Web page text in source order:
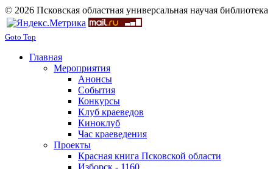
© 2026 Псковская областная универсальная научая библиотека
Goto Top
Главная
Мероприятия
Анонсы
События
Конкурсы
Клуб краеведов
Киноклуб
Час краеведения
Проекты
Красная книга Псковской области
Изборск - 1160